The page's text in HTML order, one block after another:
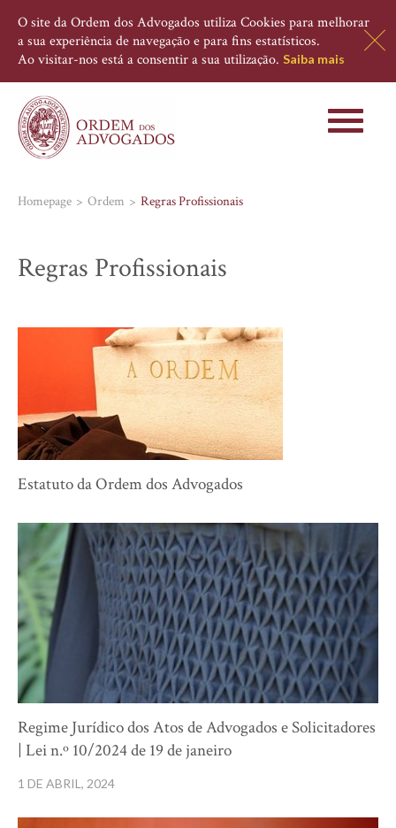
O site da Ordem dos Advogados utiliza Cookies para melhorar
a sua experiência de navegação e para fins estatísticos.
Ao visitar-nos está a consentir a sua utilização. Saiba mais
Toggle
Homepage Ordem Regras Profissionais
Regras Profissionais
Estatuto da Ordem dos Advogados
Regime Jurídico dos Atos de Advogados e Solicitadores
| Lei n.º 10/2024 de 19 de janeiro
1 DE ABRIL, 2024